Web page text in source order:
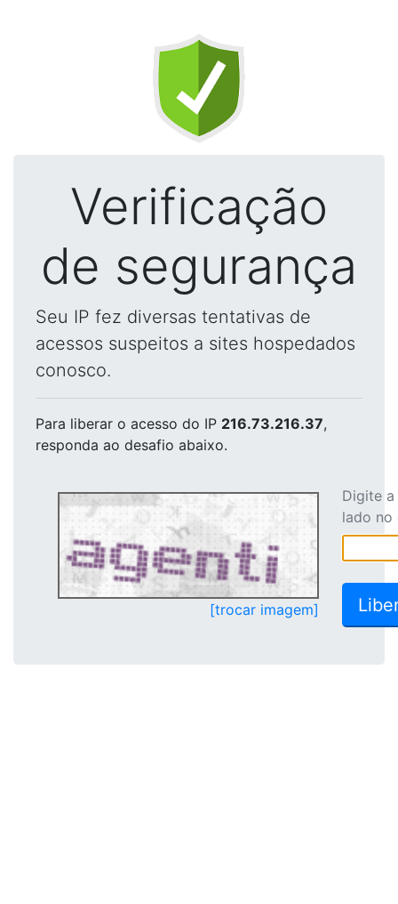
Verificação
de segurança
Seu IP fez diversas tentativas de
acessos suspeitos a sites hospedados
conosco.
Para liberar o acesso do IP 216.73.216.37,
responda ao desafio abaixo.
[trocar imagem]
Digite
lado no